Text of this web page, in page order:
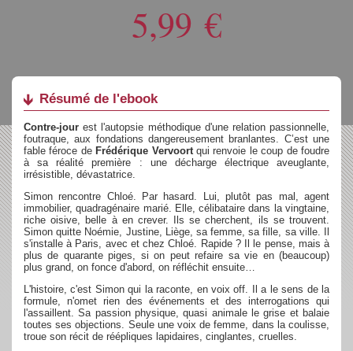
5,99 €
Résumé de l'ebook
Contre-jour est l'autopsie méthodique d'une relation passionnelle,
foutraque, aux fondations dangereusement branlantes. C’est une
fable féroce de Frédérique Vervoortqui renvoie le coup de foudre
à sa réalité première : une décharge électrique aveuglante,
irrésistible, dévastatrice.
Simon rencontre Chloé. Par hasard. Lui, plutôt pas mal, agent
immobilier, quadragénaire marié. Elle, célibataire dans la vingtaine,
riche oisive, belle à en crever. Ils se cherchent, ils se trouvent.
Simon quitte Noémie, Justine, Liège, sa femme, sa fille, sa ville. Il
s'installe à Paris, avec et chez Chloé. Rapide ? Il le pense, mais à
plus de quarante piges, si on peut refaire sa vie en (beaucoup)
plus grand, on fonce d'abord, on réfléchit ensuite…
L'histoire, c'est Simon qui la raconte, en voix off. Il a le sens de la
formule, n'omet rien des événements et des interrogations qui
l'assaillent. Sa passion physique, quasi animale le grise et balaie
toutes ses objections. Seule une voix de femme, dans la coulisse,
troue son récit de réépliques lapidaires, cinglantes, cruelles.